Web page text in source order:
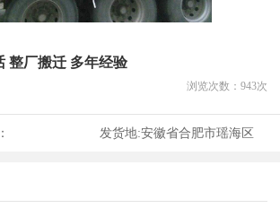
整厂搬迁 多年经验
浏览次数： 943次
发货地:安徽省合肥市瑶海区